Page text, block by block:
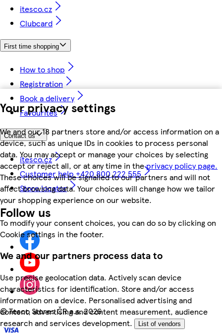
Your privacy settings
We and our 18 partners store and/or access information on a
device, such as unique IDs in cookies to process personal
data. You may accept or manage your choices by selecting
accept or reject all, or at any time in theprivacy policy page.
These choices will be signalled to our partners and will not
affect browsing data. Your choices will change how we tailor
your shopping experience on our website.
To modify your consent choices, you can do so by clicking on
Cookie settings in the footer.
We and our partners process data to
Use precise geolocation data. Actively scan device
characteristics for identification. Store and/or access
information on a device. Personalised advertising and
content, advertising and content measurement, audience
research and services development.
List of vendors
itesco.cz
Clubcard
First time shopping
How to shop
Registration
Book a delivery
Favourites
Contact us
itesco.cz
Customer help +420 800 222 555
Store locator
Follow us
©Tesco Stores ČR a.s. 2026